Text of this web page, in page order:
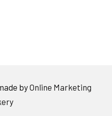
byOnline Marketing